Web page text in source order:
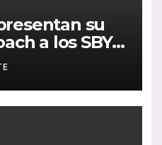
su
a los SBY
sobre
PHEV